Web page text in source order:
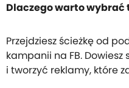
Dlaczego warto wybrać
Przejdziesz ścieżkę od
kampanii na FB.
i tworzyć reklamy, które